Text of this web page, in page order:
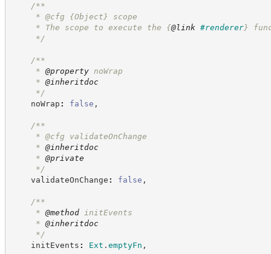
/**
* @cfg {Object}
scope
* The scope to execute the {@link #renderer}
*/
/**
* @property noWrap
* @inheritdoc
*/
noWrap : false ,
/**
* @cfg validateOnChange
* @inheritdoc
* @private
*/
validateOnChange : false ,
/**
* @method initEvents
* @inheritdoc
*/
initEvents : Ext . emptyFn ,